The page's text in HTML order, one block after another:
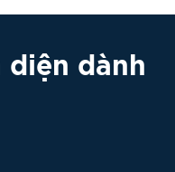
diện dành